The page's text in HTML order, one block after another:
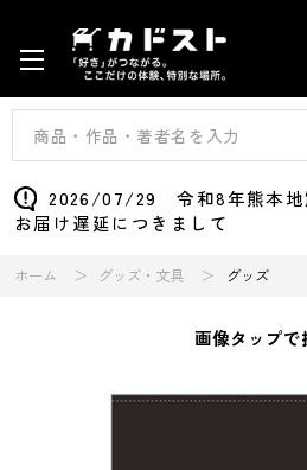
2026/07/29 令和8年熊本地
お届け遅延につきまして
ホーム グッズ・文具 グッズ
画像タップで